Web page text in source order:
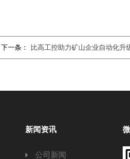
下一条： 比高工控助力矿山企业自动化升
新闻资讯
公司新闻